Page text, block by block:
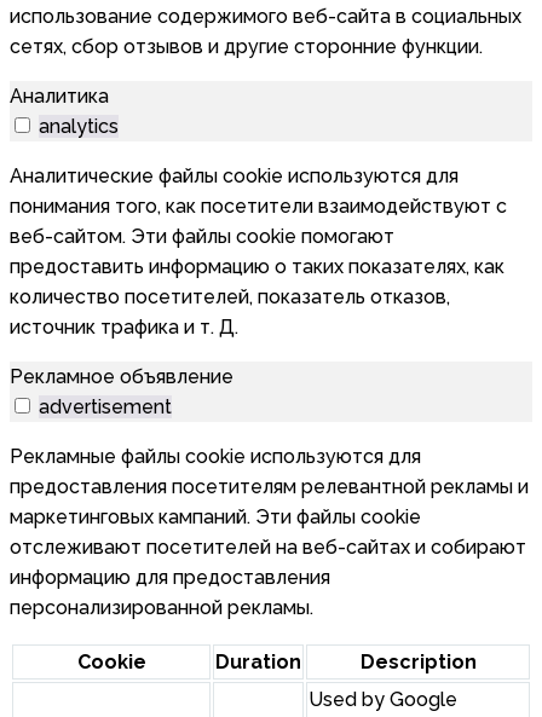
использование содержимого веб-сайта в социальных
сетях, сбор отзывов и другие сторонние функции.
Аналитика
analytics
Аналитические файлы cookie используются для
понимания того, как посетители взаимодействуют с
веб-сайтом. Эти файлы cookie помогают
предоставить информацию о таких показателях, как
количество посетителей, показатель отказов,
источник трафика и т. Д.
Рекламное объявление
advertisement
Рекламные файлы cookie используются для
предоставления посетителям релевантной рекламы и
маркетинговых кампаний. Эти файлы cookie
отслеживают посетителей на веб-сайтах и собирают
информацию для предоставления
персонализированной рекламы.
Cookie Duration Description
Used by Google